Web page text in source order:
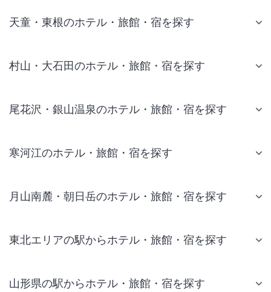
天童・東根のホテル・旅館・宿を探す
村山・大石田のホテル・旅館・宿を探す
尾花沢・銀山温泉のホテル・旅館・宿を探す
寒河江のホテル・旅館・宿を探す
月山南麓・朝日岳のホテル・旅館・宿を探す
東北エリアの駅からホテル・旅館・宿を探す
山形県の駅からホテル・旅館・宿を探す